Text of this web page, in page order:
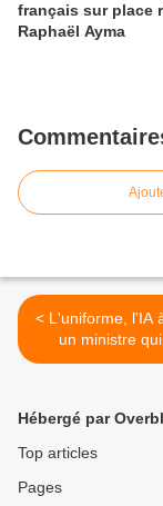
français sur place
Raphaël Ayma
< L'uniforme, l'IA à l'école :
un ministre
enfume ? (la
Hébergé par
Top articles
Pages